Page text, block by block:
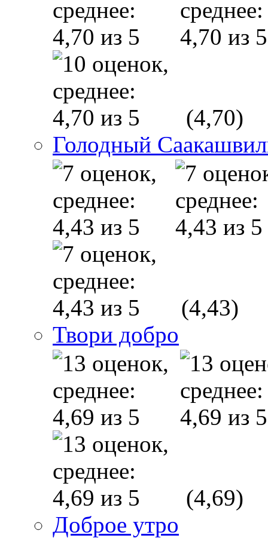
(4,70)
Голодный
(4,43)
Твори добро
(4,69)
Доброе утро